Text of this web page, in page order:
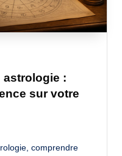
astrologie :
sur votre
comprendre